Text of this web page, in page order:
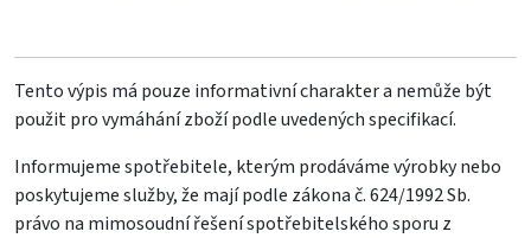
Tento výpis má pouze informativní charakter a nemůže být
použit pro vymáhání zboží podle uvedených specifikací.
Informujeme spotřebitele, kterým prodáváme výrobky nebo
poskytujeme služby, že mají podle zákona č. 624/1992 Sb.
právo na mimosoudní řešení spotřebitelského sporu z